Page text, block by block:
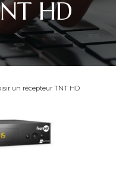
HD
un récepteur TNT HD